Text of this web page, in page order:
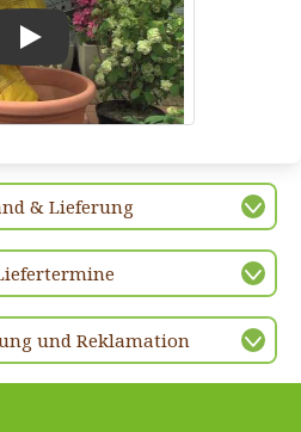
& Lieferung
und Reklamation